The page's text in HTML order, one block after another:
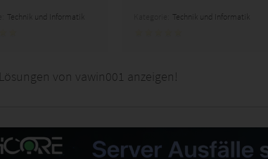
Technik und Informatik Technik und Informatik
von vawin001 anzeigen!